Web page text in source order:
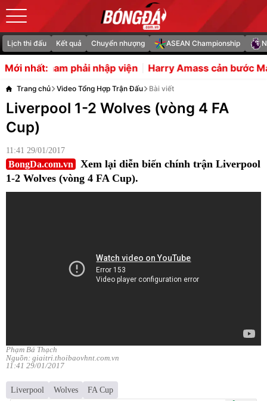
Lịch thi đấu Kết quả Chuyển nhượng ASEAN Championship
Mới nhất:
phải nhập viện Harry Amass cản bước Man Utd mua
Trang chủ Video Tổng Hợp Trận Đấu Bài viết
Liverpool 1-2 Wolves (vòng 4 FA
Cup)
11:41 29/01/2017
BongDa.com.vn
Xem lại diễn biến chính trận Liverpool
1-2 Wolves (vòng 4 FA Cup).
Phạm Bá Thạch
Nguồn: giaitri.thoibaovhnt.com.vn
11:41 29/01/2017
Liverpool Wolves FA Cup